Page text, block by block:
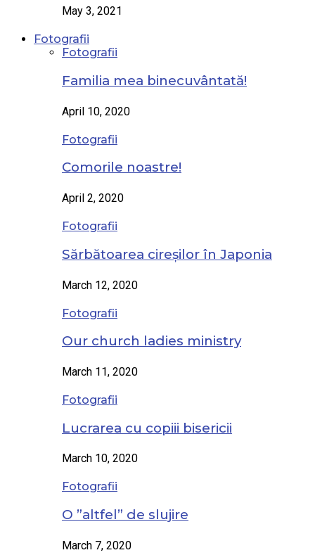
May 3, 2021
Fotografii
Fotografii
Familia mea binecuvântată!
April 10, 2020
Fotografii
Comorile noastre!
April 2, 2020
Fotografii
Sărbătoarea cireșilor în Japonia
March 12, 2020
Fotografii
Our church ladies ministry
March 11, 2020
Fotografii
Lucrarea cu copiii bisericii
March 10, 2020
Fotografii
O ”altfel” de slujire
March 7, 2020